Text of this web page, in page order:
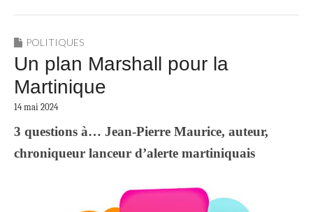
POLITIQUES
Un plan Marshall pour la
Martinique
14 mai 2024
3 questions à… Jean-Pierre Maurice, auteur,
chroniqueur lanceur d’alerte martiniquais